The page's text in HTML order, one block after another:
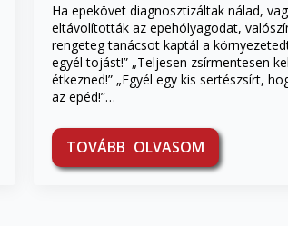
Ha epekövet diagnosztizáltak nálad,
eltávolították az epehólyagodat,
rengeteg tanácsot kaptál a
egyél tojást!” „Teljesen zsírmentesen
étkezned!” „Egyél egy kis sertészsírt,
az epéd!”…
TOVÁBB OLVASOM